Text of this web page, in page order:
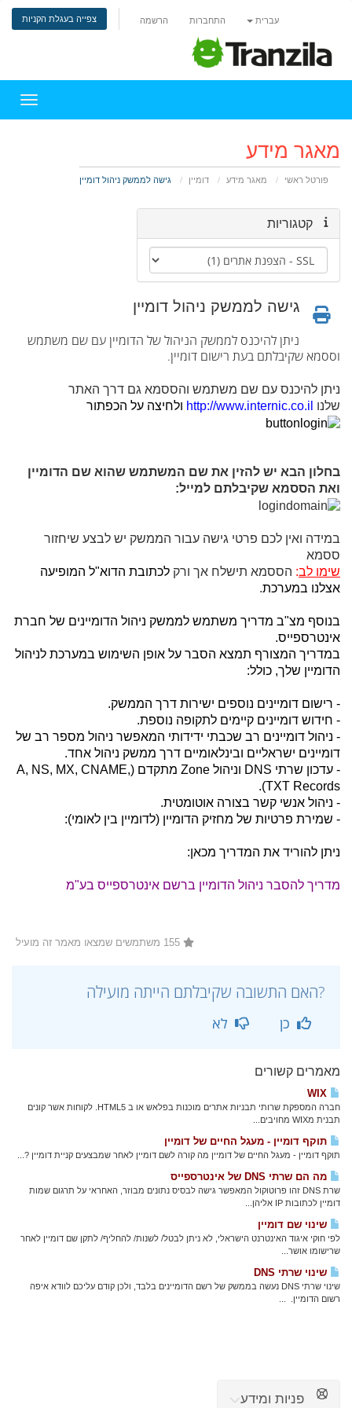
עברית התחברות הרשמה צפייה בעגלת הקניות
מאגר מידע
פורטל ראשי מאגר מידע דומיין גישה לממשק ניהול דומיין
קטגוריות
גישה לממשק ניהול דומיין
ניתן להיכנס לממשק הניהול של הדומיין עם שם משתמש
וססמא שקיבלתם בעת רישום דומיין.
ניתן להיכנס עם שם משתמש והססמא גם דרך האתר
שלנו http://www.internic.co.il ולחיצה על הכפתור
בחלון הבא יש להזין את שם המשתמש שהוא שם הדומיין
ואת הססמא שקיבלתם למייל:
במידה ואין לכם פרטי גישה עבור הממשק יש לבצע שיחזור
ססמא
שימו לב: הססמא תישלח אך ורק לכתובת הדוא"ל המופיעה
אצלנו במערכת.
בנוסף מצ"ב מדריך משתמש לממשק ניהול הדומיינים של חברת
אינטרספייס.
במדריך המצורף תמצא הסבר על אופן השימוש במערכת לניהול
הדומיין שלך, כולל:
- רישום דומיינים נוספים ישירות דרך הממשק.
- חידוש דומיינים קיימים לתקופה נוספת.
- ניהול דומיינים רב שכבתי ידידותי המאפשר ניהול מספר רב של
דומיינים ישראליים ובינלאומיים דרך ממשק ניהול אחד.
- עדכון שרתי DNS וניהול Zone מתקדם (A, NS, MX, CNAME,
TXT Records).
- ניהול אנשי קשר בצורה אוטומטית.
- שמירת פרטיות של מחזיק הדומיין (לדומיין בין לאומי):
ניתן להוריד את המדריך מכאן:
מדריך להסבר ניהול הדומיין ברשם אינטרספייס בע"מ
?האם התשובה שקיבלתם הייתה מועילה
כן לא
מאמרים קשורים
חברה המספקת שרותי תבניות אתרים מוכנות בפלאש או ב HTML5. לקוחות אשר קונים
תבנית מWIX מחויבים...
תוקף דומיין - מעגל החיים של דומיין
תוקף דומיין - מעגל החיים של דומיין מה קורה לשם דומיין לאחר שמבצעים קניית דומיין ?...
מה הם שרתי DNS של אינטרספייס
שרת DNS זהו פרוטוקול המאפשר גישה לבסיס נתונים מבוזר, האחראי על תרגום שמות
דומיין לכתובות IP אליהן...
שינוי שם דומיין
לפי חוקי איגוד האינטרנט הישראלי, לא ניתן לבטל/ לשנות/ להחליף/ לתקן שם דומיין לאחר
שרישומו אושר...
שינוי שרתי DNS
שינוי שרתי DNS נעשה בממשק של רשם הדומיינים בלבד, ולכן קודם עליכם לוודא איפה
רשום הדומיין. ...
פניות ומידע